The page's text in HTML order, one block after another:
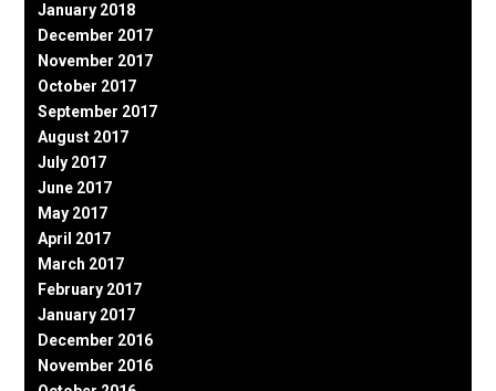
January 2018
December 2017
November 2017
October 2017
September 2017
August 2017
July 2017
June 2017
May 2017
April 2017
March 2017
February 2017
January 2017
December 2016
November 2016